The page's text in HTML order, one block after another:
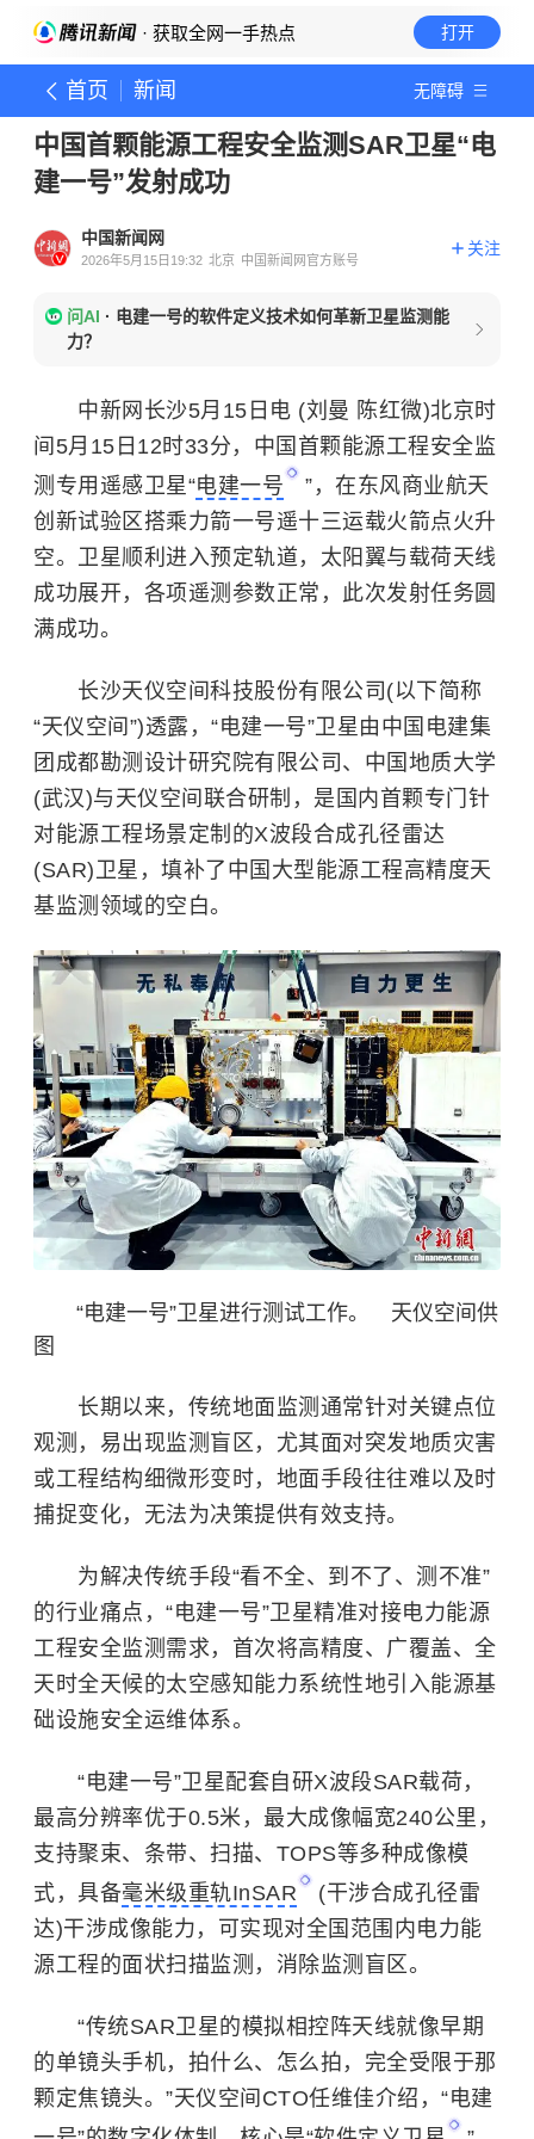
· 获取全网一手热点 打开
首页 新闻 无障碍
中国首颗能源工程安全监测SAR卫星“电
建一号”发射成功
中国新闻网
2026年5月15日19:32 北京 中国新闻网官方账号
关注
问AI · 电建一号的软件定义技术如何革新卫星监测能
力？
中新网长沙5月15日电 (刘曼 陈红微)北京时
间5月15日12时33分，中国首颗能源工程安全监
测专用遥感卫星“电建一号
”，在东风商业航天
创新试验区搭乘力箭一号遥十三运载火箭点火升
空。卫星顺利进入预定轨道，太阳翼与载荷天线
成功展开，各项遥测参数正常，此次发射任务圆
满成功。
长沙天仪空间科技股份有限公司(以下简称
“天仪空间”)透露，“电建一号”卫星由中国电建集
团成都勘测设计研究院有限公司、中国地质大学
(武汉)与天仪空间联合研制，是国内首颗专门针
对能源工程场景定制的X波段合成孔径雷达
(SAR)卫星，填补了中国大型能源工程高精度天
基监测领域的空白。
“电建一号”卫星进行测试工作。 天仪空间供
图
长期以来，传统地面监测通常针对关键点位
观测，易出现监测盲区，尤其面对突发地质灾害
或工程结构细微形变时，地面手段往往难以及时
捕捉变化，无法为决策提供有效支持。
为解决传统手段“看不全、到不了、测不准”
的行业痛点，“电建一号”卫星精准对接电力能源
工程安全监测需求，首次将高精度、广覆盖、全
天时全天候的太空感知能力系统性地引入能源基
础设施安全运维体系。
“电建一号”卫星配套自研X波段SAR载荷，
最高分辨率优于0.5米，最大成像幅宽240公里，
支持聚束、条带、扫描、TOPS等多种成像模
式，具备毫米级重轨InSAR
(干涉合成孔径雷
达)干涉成像能力，可实现对全国范围内电力能
源工程的面状扫描监测，消除监测盲区。
“传统SAR卫星的模拟相控阵天线就像早期
的单镜头手机，拍什么、怎么拍，完全受限于那
颗定焦镜头。”天仪空间CTO任维佳介绍，“电建